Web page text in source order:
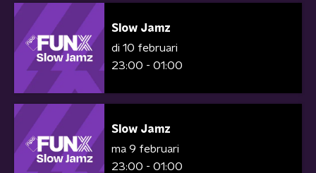
Slow Jamz
di 10 februari
23:00 - 01:00
Slow Jamz
ma 9 februari
23:00 - 01:00